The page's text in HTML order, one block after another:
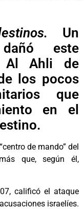
Un
este
Al Ahli de
los pocos
que
en el
de mando” del
que, según él,
calificó el ataque
israelíes.